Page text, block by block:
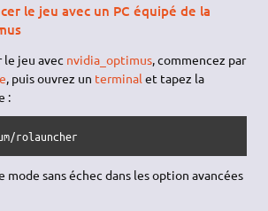
le jeu avec un PC équipé de la
le jeu avec nvidia_optimus, commencez par
, puis ouvrez un terminal et tapez la
:
rolauncher
mode sans échec dans les option avancées